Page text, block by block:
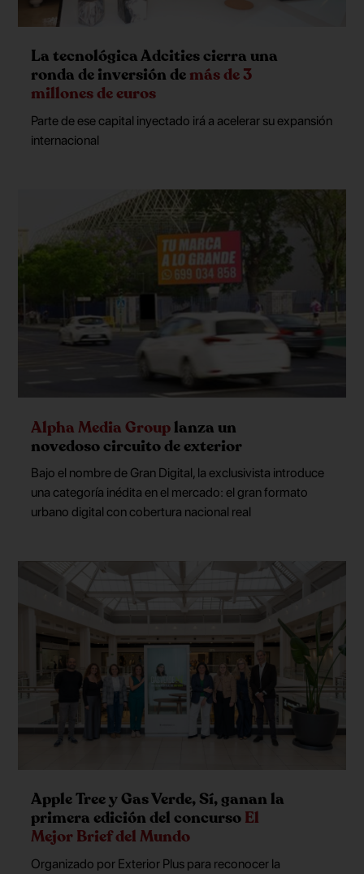
La tecnológica Adcities cierra una
ronda de inversión demás de 3
millones de euros
Parte de ese capital inyectado irá a acelerar su expansión
internacional
Alpha Media Grouplanza un
novedoso circuito de exterior
Bajo el nombre de Gran Digital, la exclusivista introduce
una categoría inédita en el mercado: el gran formato
urbano digital con cobertura nacional real
Apple Tree y Gas Verde, Sí, ganan la
primera edición del concursoEl
Mejor Brief del Mundo
Organizado por Exterior Plus para reconocer la